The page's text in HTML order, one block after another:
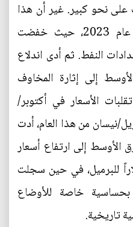
انخفضت على نحو كبير. غير أن هذا
التراجع توقف من منتصف عام 2023، حيث خفضت
النفط. ثم أدى اندلاع
إلى إثارة المخاوف
الأسعار في أكتوبر/
نيسان من هذا العام، أدت
الأوسط إلى ارتفاع أسعار
أخرى إلى 90 دولاراً للبرميل، في حين سجلت
خاصة للأوضاع
تاريخية.